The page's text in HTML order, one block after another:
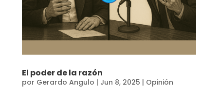
El poder de la razón
por Gerardo Angulo | Jun 8, 2025 | Opinión